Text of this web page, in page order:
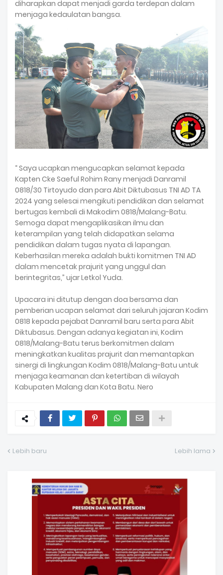
diharapkan dapat menjadi garda terdepan dalam
menjaga kedaulatan bangsa.
“ Saya ucapkan mengucapkan selamat kepada
Kapten Cke Saeful Rohim Rany menjadi Danramil
0818/30 Tirtoyudo dan para Abit Diktubasus TNI AD TA
2024 yang selesai mengikuti pendidikan dan selamat
bertugas kembali di Makodim 0818/Malang-Batu.
Semoga dapat mengaplikasikan ilmu dan
keterampilan yang telah didapatkan selama
pendidikan dalam tugas nyata di lapangan.
Keberhasilan mereka adalah bukti komitmen TNI AD
dalam mencetak prajurit yang unggul dan
berintegritas,” ujar Letkol Yuda.
Upacara ini ditutup dengan doa bersama dan
pemberian ucapan selamat dari seluruh jajaran Kodim
0818 kepada pejabat Danramil baru serta para Abit
Diktubasus. Dengan adanya kegiatan ini, Kodim
0818/Malang-Batu terus berkomitmen dalam
meningkatkan kualitas prajurit dan memantapkan
sinergi di lingkungan Kodim 0818/Malang-Batu untuk
menjaga keamanan dan ketertiban di wilayah
Kabupaten Malang dan Kota Batu. Nero
Lebih baru Lebih lama